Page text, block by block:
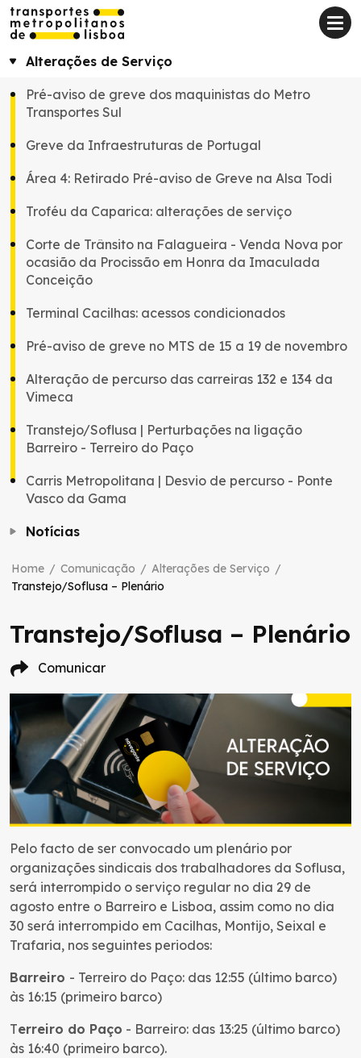
Home / Comunicação / Alterações de Serviço /
Transtejo/Soflusa – Plenário
Transtejo/Soflusa – Plenário
Comunicar
Pelo facto de ser convocado um plenário por
organizações sindicais dos trabalhadores da Soflusa,
será interrompido o serviço regular no dia 29 de
agosto entre o Barreiro e Lisboa, assim como no dia
30 será interrompido em Cacilhas, Montijo, Seixal e
Trafaria, nos seguintes periodos:
Barreiro - Terreiro do Paço: das 12:55 (último barco)
às 16:15 (primeiro barco)
Terreiro do Paço - Barreiro: das 13:25 (último barco)
às 16:40 (primeiro barco).
Alterações de Serviço
Pré-aviso de greve dos maquinistas do Metro
Transportes Sul
Greve da Infraestruturas de Portugal
Área 4: Retirado Pré-aviso de Greve na Alsa Todi
Troféu da Caparica: alterações de serviço
Corte de Trânsito na Falagueira - Venda Nova por
ocasião da Procissão em Honra da Imaculada
Conceição
Terminal Cacilhas: acessos condicionados
Pré-aviso de greve no MTS de 15 a 19 de novembro
Alteração de percurso das carreiras 132 e 134 da
Vimeca
Transtejo/Soflusa | Perturbações na ligação
Barreiro - Terreiro do Paço
Carris Metropolitana | Desvio de percurso - Ponte
Vasco da Gama
Notícias